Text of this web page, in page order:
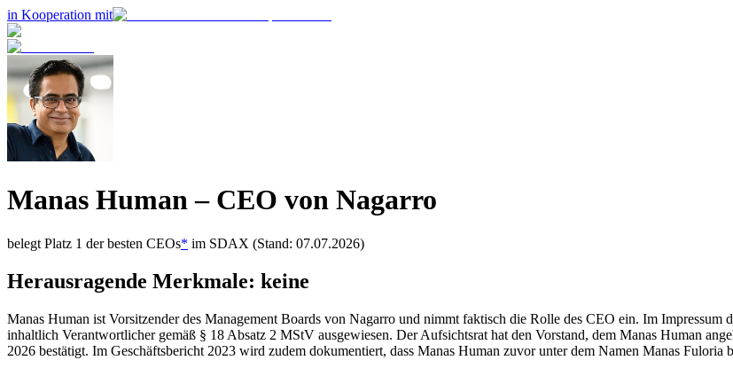
in Kooperation mit
Manas Human– CEO von Nagarro
belegt Platz 1 der besten CEOs* im SDAX (Stand: 07.07.2026)
Herausragende Merkmale: keine
Manas Human ist Vorsitzender des Management Boards von Nagarro und nimmt faktisch die Rolle des CEO ein. Im Impressum
inhaltlich Verantwortlicher gemäß § 18 Absatz 2 MStV ausgewiesen. Der Aufsichtsrat hat den Vorstand, dem Manas Human
2026 bestätigt. Im Geschäftsbericht 2023 wird zudem dokumentiert, dass Manas Human zuvor unter dem Namen Manas